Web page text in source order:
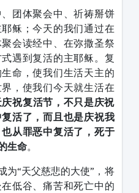
团体聚会中、祈祷掰饼
稣；今天的我们通过在
会读经中、在弥撒圣祭
遇到复活的主耶稣。复
命，使我们生活天主的
，使我们今天就生活在
祝复活节，不只是庆祝
活了，而且也是庆祝我
从罪恶中复活了，死于
生命。
为“天父慈悲的大使”，将
低谷、痛苦和死亡中的